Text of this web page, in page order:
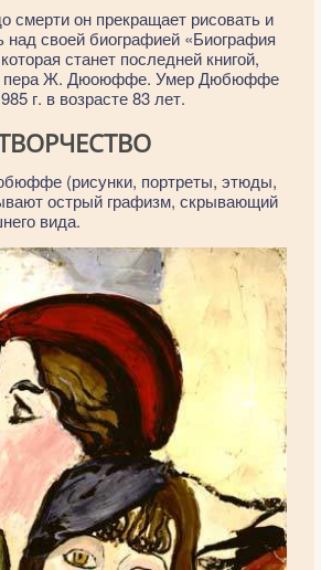
смерти он прекращает рисовать и
над своей биографией «Биография
станет последней книгой,
пера Ж. Дюоюффе. Умер Дюбюффе
г. в возрасте 83 лет.
(рисунки, портреты, этюды,
острый графизм, скрывающий
вида.